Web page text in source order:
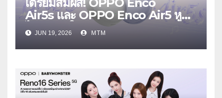
Air5s และ OPPO Enco Air5 หูฟัง
ไร้สายรุ่นใหม่ล่าสุด มาพร้อมระบบ
ตัดเสียงรบกวน เบาสบายเหมือนไม่ได้
ใส่
JUN 19, 2026 MTM